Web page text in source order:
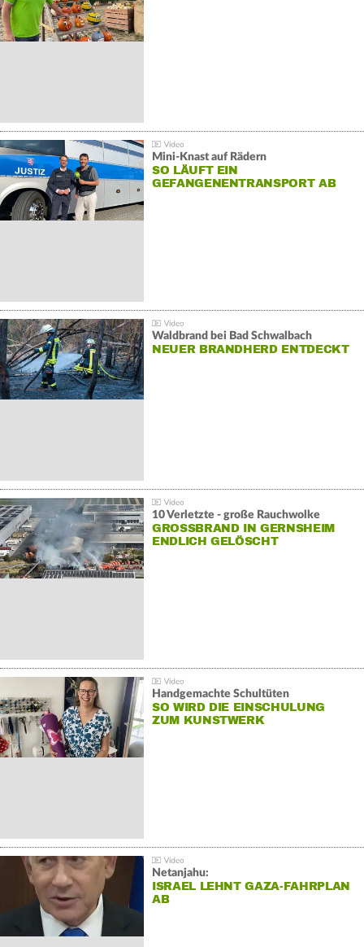
Mini-Knast auf Rädern
SO LÄUFT EIN
GEFANGENENTRANSPORT AB
Waldbrand bei Bad Schwalbach
NEUER BRANDHERD ENTDECKT
10 Verletzte - große Rauchwolke
GROSSBRAND IN GERNSHEIM E
NDLICH GELÖSCHT
Handgemachte Schultüten
SO WIRD DIE EINSCHULUNG
ZUM KUNSTWERK
Netanjahu:
ISRAEL LEHNT GAZA-FAHRPLAN
AB